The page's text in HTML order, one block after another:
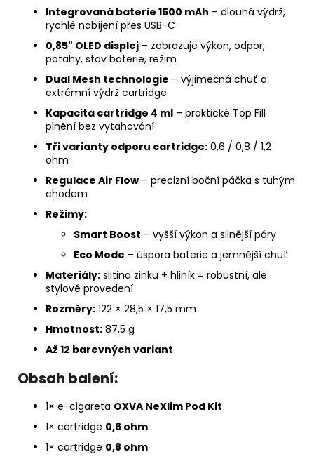
Integrovaná baterie 1500 mAh – dlouhá výdrž,
rychlé nabíjení přes USB-C
0,85" OLED displej – zobrazuje výkon, odpor,
potahy, stav baterie, režim
Dual Mesh technologie – výjimečná chuť a
extrémní výdrž cartridge
Kapacita cartridge 4 ml – praktické Top Fill
plnění bez vytahování
Tři varianty odporu cartridge: 0,6 / 0,8 / 1,2
ohm
Regulace Air Flow – precizní boční páčka s tuhým
chodem
Režimy:
Smart Boost – vyšší výkon a silnější páry
Eco Mode – úspora baterie a jemnější chuť
Materiály: slitina zinku + hliník = robustní, ale
stylové provedení
Rozměry: 122 × 28,5 × 17,5 mm
Hmotnost: 87,5 g
Až 12 barevných variant
Obsah balení:
1× e-cigareta OXVA NeXlim Pod Kit
1× cartridge 0,6 ohm
1× cartridge 0,8 ohm